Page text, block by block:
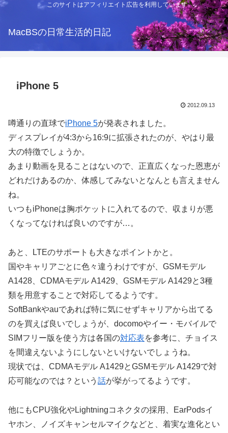
このサイトはアフィリエイト広告を利用しています
MacBSの日常生活的日記
iPhone 5
2012.09.13
噂通りの直球でiPhone 5が発表されました。
ディスプレイが4:3から16:9に拡張されたのが、やはり最
大の特徴でしょうか。
あまり動画を見ることはないので、正直広くなった恩恵が
どれだけあるのか、体感してみないとなんとも言えません
ね。
いつもiPhoneは胸ポケットに入れてるので、収まりが悪
くなってなければ良いのですが…。
あと、LTEのサポートも大きなポイントかと。
国やキャリアごとに色々違うわけですが、GSMモデル
A1428、CDMAモデル A1429、GSMモデル A1429と3種
類を用意することで対応してるようです。
SoftBankやauであれば特に気にせずキャリアから出てる
のを買えば良いでしょうが、docomoやイー・モバイルで
SIMフリー版を使う方は各国の対応表を参考に、チョイス
を間違えないようにしないといけないでしょうね。
現状では、CDMAモデル A1429とGSMモデル A1429で対
応可能なのでは？という 話が挙がってるようです。
他にもCPU強化やLightningコネクタの採用、EarPodsイ
ヤホン、ノイズキャンセルマイクなどと、着実な進化とい